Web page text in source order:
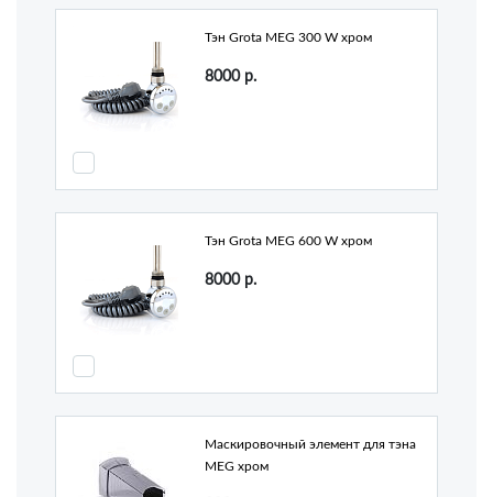
Тэн Grota MEG 300 W хром
8000р.
Тэн Grota MEG 600 W хром
8000р.
Маскировочный элемент для тэна
MEG хром